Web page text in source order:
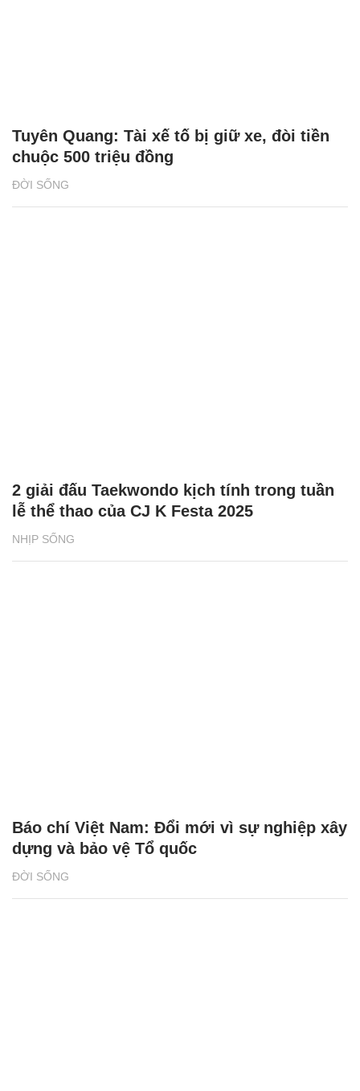
ĐỜI SỐNG
Tuyên Quang: Tài xế tố bị giữ xe, đòi tiền
chuộc 500 triệu đồng
NHỊP SỐNG
2 giải đấu Taekwondo kịch tính trong tuần
lễ thể thao của CJ K Festa 2025
ĐỜI SỐNG
Báo chí Việt Nam: Đổi mới vì sự nghiệp xây
dựng và bảo vệ Tổ quốc